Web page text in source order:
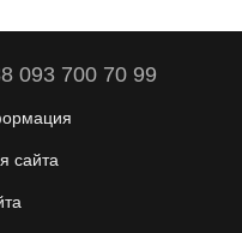
093 700 70 99
сайта